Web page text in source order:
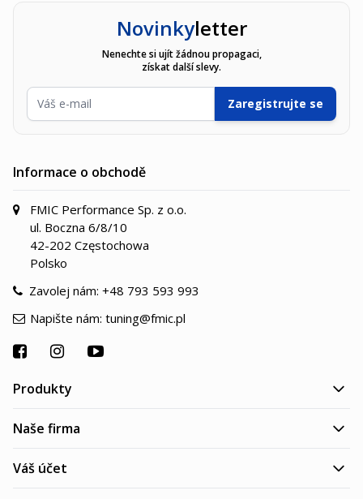
Novinkyletter
Nenechte si ujít žádnou propagaci,
získat další slevy.
E-mailová adresa
Zaregistrujte se
Informace o obchodě
FMIC Performance Sp. z o.o.
ul. Boczna 6/8/10
42-202 Częstochowa
Polsko
Zavolej nám: +48 793 593 993
Napište nám: tuning@fmic.pl
Produkty
Naše firma
Váš účet